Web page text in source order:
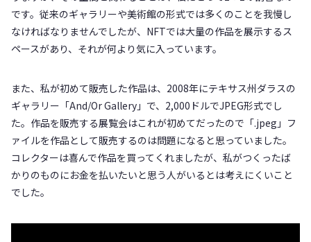
です。従来のギャラリーや美術館の形式では多くのことを我慢し
なければなりませんでしたが、NFTでは大量の作品を展示するス
ペースがあり、それが何より気に入っています。
また、私が初めて販売した作品は、2008年にテキサス州ダラスの
ギャラリー「And/Or Gallery」で、2,000ドルでJPEG形式でし
た。作品を販売する展覧会はこれが初めてだったので「.jpeg」フ
ァイルを作品として販売するのは問題になると思っていました。
コレクターは喜んで作品を買ってくれましたが、私がつくったば
かりのものにお金を払いたいと思う人がいるとは考えにくいこと
でした。